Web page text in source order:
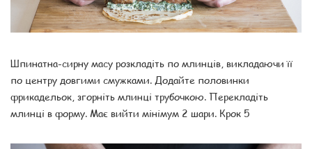
Шпинатна-сирну масу розкладіть по млинців, викладаючи її
по центру довгими смужками. Додайте половинки
фрикадельок, згорніть млинці трубочкою. Перекладіть
млинці в форму. Має вийти мінімум 2 шари. Крок 5